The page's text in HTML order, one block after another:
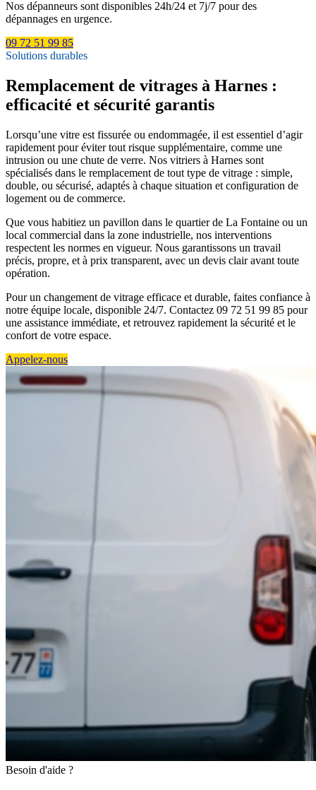
Nos dépanneurs sont disponibles 24h/24 et 7j/7 pour des
dépannages en urgence.
09 72 51 99 85
Solutions durables
Remplacement de vitrages à Harnes :
efficacité et sécurité garantis
Lorsqu’une vitre est fissurée ou endommagée, il est essentiel d’agir
rapidement pour éviter tout risque supplémentaire, comme une
intrusion ou une chute de verre. Nos vitriers à Harnes sont
spécialisés dans le remplacement de tout type de vitrage : simple,
double, ou sécurisé, adaptés à chaque situation et configuration de
logement ou de commerce.
Que vous habitiez un pavillon dans le quartier de La Fontaine ou un
local commercial dans la zone industrielle, nos interventions
respectent les normes en vigueur. Nous garantissons un travail
précis, propre, et à prix transparent, avec un devis clair avant toute
opération.
Pour un changement de vitrage efficace et durable, faites confiance à
notre équipe locale, disponible 24/7. Contactez 09 72 51 99 85 pour
une assistance immédiate, et retrouvez rapidement la sécurité et le
confort de votre espace.
Appelez-nous
Besoin d'aide ?